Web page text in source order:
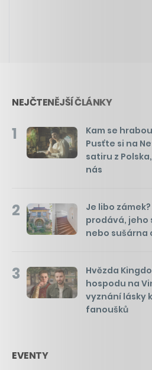
NEJČTENĚJŠÍ ČLÁNKY
1
Kam se
Pusťte si na
satiru z
nás
2
Je libo
prodává, jeho
nebo sušárna
3
Hvězda
hospodu na
vyznání lásky
fanoušků
EVENTY